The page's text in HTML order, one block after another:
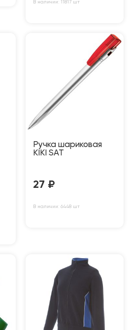
В наличии: 11817 шт
Ручка шариковая
KIKI SAT
27 ₽
В наличии: 6448 шт